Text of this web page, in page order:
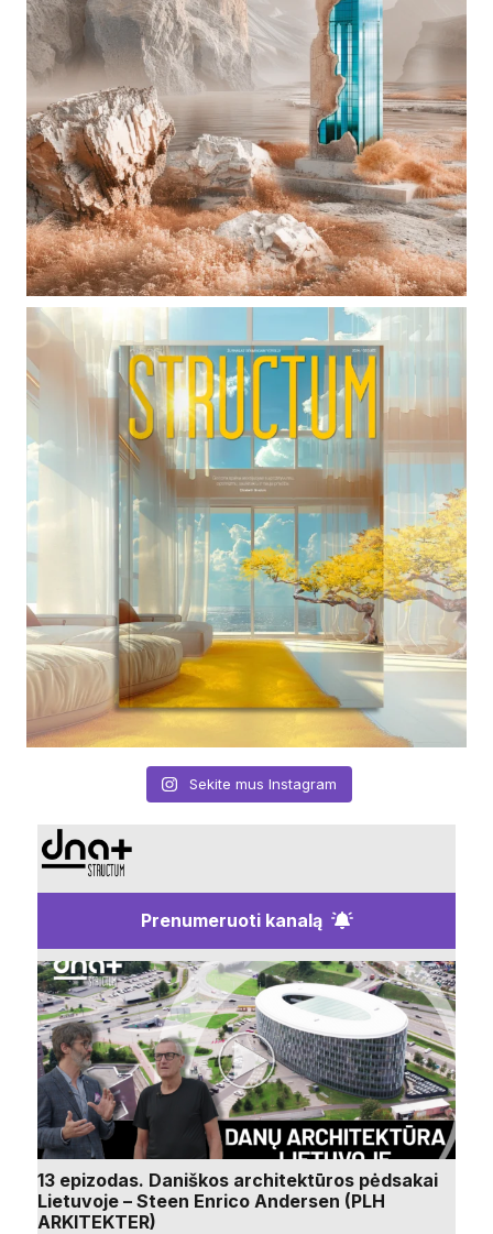
Sekite mus Instagram
Prenumeruoti kanalą
13 epizodas. Daniškos architektūros pėdsakai
Lietuvoje – Steen Enrico Andersen (PLH
ARKITEKTER)